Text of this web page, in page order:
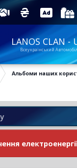
LANOS CLAN
Всеукраїнський
Альбоми наших